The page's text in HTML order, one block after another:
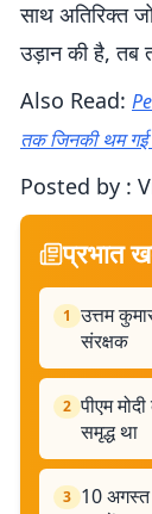
साथ अतिरिक्त
उड़ान की है, तब
Also Read:
तक जिनकी थम
Posted by :
प्रभात
1 उत्तम
संरक्षक
2 पीएम
समृद्ध था
3 10 अगस्त